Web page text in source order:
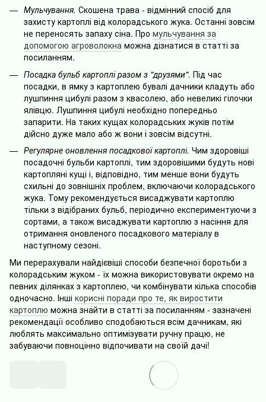
Мульчування. Скошена трава - відмінний спосіб для
захисту картоплі від колорадського жука. Останні зовсім
не переносять запаху сіна. Про мульчування за
допомогою агроволокна можна дізнатися в статті за
посиланням.
Посадка бульб картоплі разом з "друзями". Під час
посадки, в ямку з картоплею бувалі дачники кладуть або
лушпиння цибулі разом з квасолею, або невеликі гілочки
ялівцю. Лушпиння цибулі необхідно попередньо
запарити. На таких кущах колорадських жуків потім
дійсно дуже мало або ж вони і зовсім відсутні.
Регулярне оновлення посадкової картоплі. Чим здоровіші
посадочні бульби картоплі, тим здоровішими будуть нові
картопляні кущі і, відповідно, тим менше вони будуть
схильні до зовнішніх проблем, включаючи колорадського
жука. Тому рекомендується висаджувати картоплю
тільки з відібраних бульб, періодично експериментуючи з
сортами, а також висаджувати картоплю з насіння для
отримання оновленого посадкового матеріалу в
наступному сезоні.
Ми перерахували найдієвіші способи безпечної боротьби з
колорадським жуком - їх можна використовувати окремо на
певних ділянках з картоплею, чи комбінувати кілька способів
одночасно. Інші корисні поради про те, як виростити
картоплю можна знайти в статті за посиланням - зазначені
рекомендації особливо сподобаються всім дачникам, які
люблять максимально оптимізувати ручну працю, не
забуваючи повноцінно відпочивати на своїй дачі!